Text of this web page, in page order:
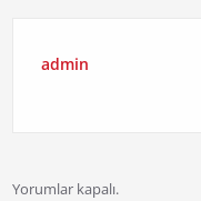
admin
Yorumlar kapalı.